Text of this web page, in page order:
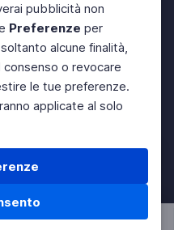
pubblicità non
Preferenze per
alcune finalità,
o revocare
le tue preferenze.
applicate al solo